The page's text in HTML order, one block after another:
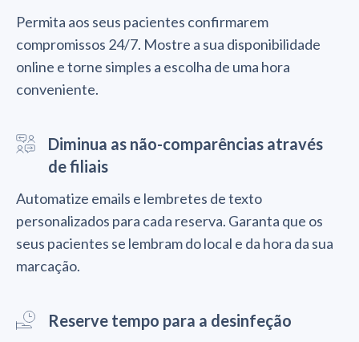
Permita aos seus pacientes confirmarem
compromissos 24/7. Mostre a sua disponibilidade
online e torne simples a escolha de uma hora
conveniente.
Diminua as não-comparências através
de filiais
Automatize emails e lembretes de texto
personalizados para cada reserva. Garanta que os
seus pacientes se lembram do local e da hora da sua
marcação.
Reserve tempo para a desinfeção